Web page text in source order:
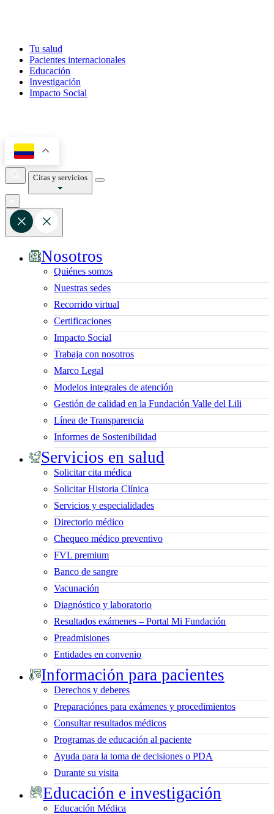
Tu salud
Pacientes internacionales
Educación
Investigación
Impacto Social
Citas y servicios
Nosotros
Quiénes somos
Nuestras sedes
Recorrido virtual
Certificaciones
Impacto Social
Trabaja con nosotros
Marco Legal
Modelos integrales de atención
Gestión de calidad en la Fundación Valle del Lili
Línea de Transparencia
Informes de Sostenibilidad
Servicios en salud
Solicitar cita médica
Solicitar Historia Clínica
Servicios y especialidades
Directorio médico
Chequeo médico preventivo
FVL premium
Banco de sangre
Vacunación
Diagnóstico y laboratorio
Resultados exámenes – Portal Mi Fundación
Preadmisiones
Entidades en convenio
Información para pacientes
Derechos y deberes
Preparaciónes para exámenes y procedimientos
Consultar resultados médicos
Programas de educación al paciente
Ayuda para la toma de decisiones o PDA
Durante su visita
Educación e investigación
Educación Médica